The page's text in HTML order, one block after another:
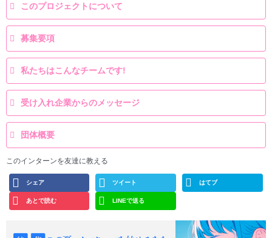
このプロジェクトについて
募集要項
私たちはこんなチームです!
受け入れ企業からのメッセージ
団体概要
このインターンを友達に教える
シェア ツイート はてブ
あとで読む LINEで送る